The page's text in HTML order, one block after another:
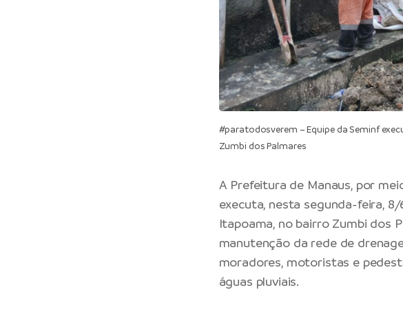
#paratodosverem – Equipe da Seminf
Zumbi dos Palmares
A Prefeitura de Manaus, por
executa, nesta segunda-feira,
Itapoama, no bairro Zumbi dos
manutenção da rede de
moradores, motoristas e
águas pluviais.